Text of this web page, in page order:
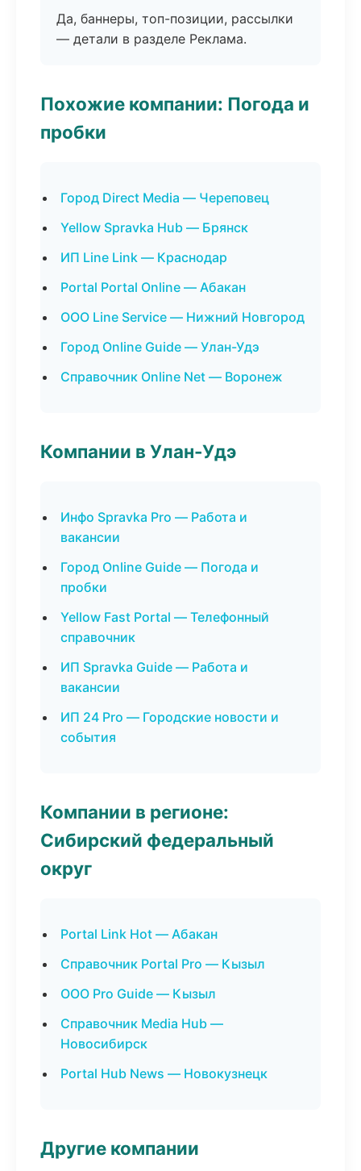
Да, баннеры, топ-позиции, рассылки
— детали в разделе Реклама.
Похожие компании: Погода и
пробки
Город Direct Media — Череповец
Yellow Spravka Hub — Брянск
ИП Line Link — Краснодар
Portal Portal Online — Абакан
ООО Line Service — Нижний Новгород
Город Online Guide — Улан-Удэ
Справочник Online Net — Воронеж
Компании в Улан-Удэ
Инфо Spravka Pro — Работа и
вакансии
Город Online Guide — Погода и
пробки
Yellow Fast Portal — Телефонный
справочник
ИП Spravka Guide — Работа и
вакансии
ИП 24 Pro — Городские новости и
события
Компании в регионе:
Сибирский федеральный
округ
Portal Link Hot — Абакан
Справочник Portal Pro — Кызыл
ООО Pro Guide — Кызыл
Справочник Media Hub —
Новосибирск
Portal Hub News — Новокузнецк
Другие компании